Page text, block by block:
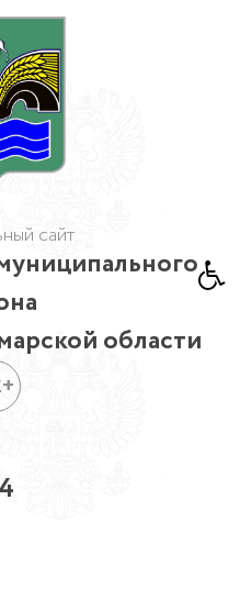
сайт
области